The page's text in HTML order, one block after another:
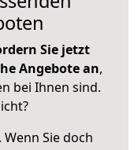
Sie jetzt
Angebote an,
bei Ihnen sind.
Sie doch